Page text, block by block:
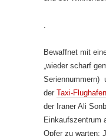
.
Bewaffnet mit
„wieder scharf
Seriennummern)
der Taxi-
der Iraner Ali
Einkaufszentrum
Opfer zu warten: